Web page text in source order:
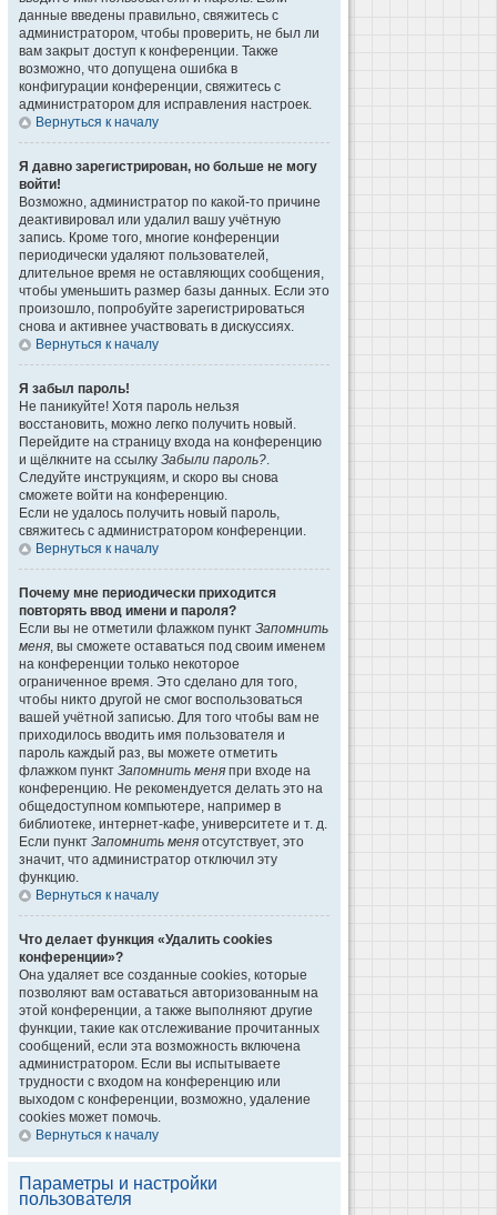
данные введены правильно, свяжитесь с
администратором, чтобы проверить, не был ли
вам закрыт доступ к конференции. Также
возможно, что допущена ошибка в
конфигурации конференции, свяжитесь с
администратором для исправления настроек.
Вернуться к началу
Я давно зарегистрирован, но больше не могу
войти!
Возможно, администратор по какой-то причине
деактивировал или удалил вашу учётную
запись. Кроме того, многие конференции
периодически удаляют пользователей,
длительное время не оставляющих сообщения,
чтобы уменьшить размер базы данных. Если это
произошло, попробуйте зарегистрироваться
снова и активнее участвовать в дискуссиях.
Вернуться к началу
Я забыл пароль!
Не паникуйте! Хотя пароль нельзя
восстановить, можно легко получить новый.
Перейдите на страницу входа на конференцию
и щёлкните на ссылку Забыли пароль?.
Следуйте инструкциям, и скоро вы снова
сможете войти на конференцию.
Если не удалось получить новый пароль,
свяжитесь с администратором конференции.
Вернуться к началу
Почему мне периодически приходится
повторять ввод имени и пароля?
Если вы не отметили флажком пункт Запомнить
меня, вы сможете оставаться под своим именем
на конференции только некоторое
ограниченное время. Это сделано для того,
чтобы никто другой не смог воспользоваться
вашей учётной записью. Для того чтобы вам не
приходилось вводить имя пользователя и
пароль каждый раз, вы можете отметить
флажком пункт Запомнить меня при входе на
конференцию. Не рекомендуется делать это на
общедоступном компьютере, например в
библиотеке, интернет-кафе, университете и т. д.
Если пункт Запомнить меня отсутствует, это
значит, что администратор отключил эту
функцию.
Вернуться к началу
Что делает функция «Удалить cookies
конференции»?
Она удаляет все созданные cookies, которые
позволяют вам оставаться авторизованным на
этой конференции, а также выполняют другие
функции, такие как отслеживание прочитанных
сообщений, если эта возможность включена
администратором. Если вы испытываете
трудности с входом на конференцию или
выходом с конференции, возможно, удаление
cookies может помочь.
Вернуться к началу
Параметры и настройки
пользователя